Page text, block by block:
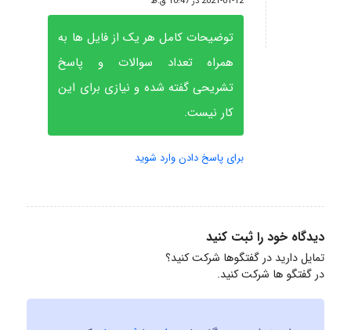
توضیحات کامل هر یک از فایل ها به
همراه تعداد سوالات و پاسخ
تشریحی گفته شده و نیازی برای این
کار نیست.
برای پاسخ دادن وارد شوید
دیدگاه خود را ثبت کنید
تمایل دارید در گفتگوها شرکت کنید؟
در گفتگو ها شرکت کنید.